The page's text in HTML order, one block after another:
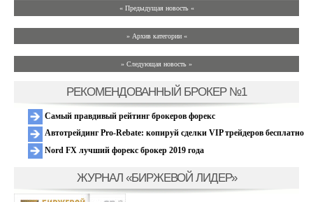
« Предыдущая новость «
» Архив категории «
» Следующая новость »
РЕКОМЕНДОВАННЫЙ БРОКЕР №1
Самый правдивый рейтинг брокеров форекс
Автотрейдинг Pro-Rebate: копируй сделки VIP трейдеров бесплатно
Nord FX лучший форекс брокер 2019 года
ЖУРНАЛ «БИРЖЕВОЙ ЛИДЕР»